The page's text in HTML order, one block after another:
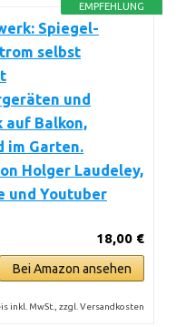
EMPFEHLUNG
Spiegel-
selbst
und
auf Balkon,
im Garten.
Holger Laudeley,
und Youtuber
18,00 €
Bei Amazon ansehen
inkl. MwSt., zzgl. Versandkosten